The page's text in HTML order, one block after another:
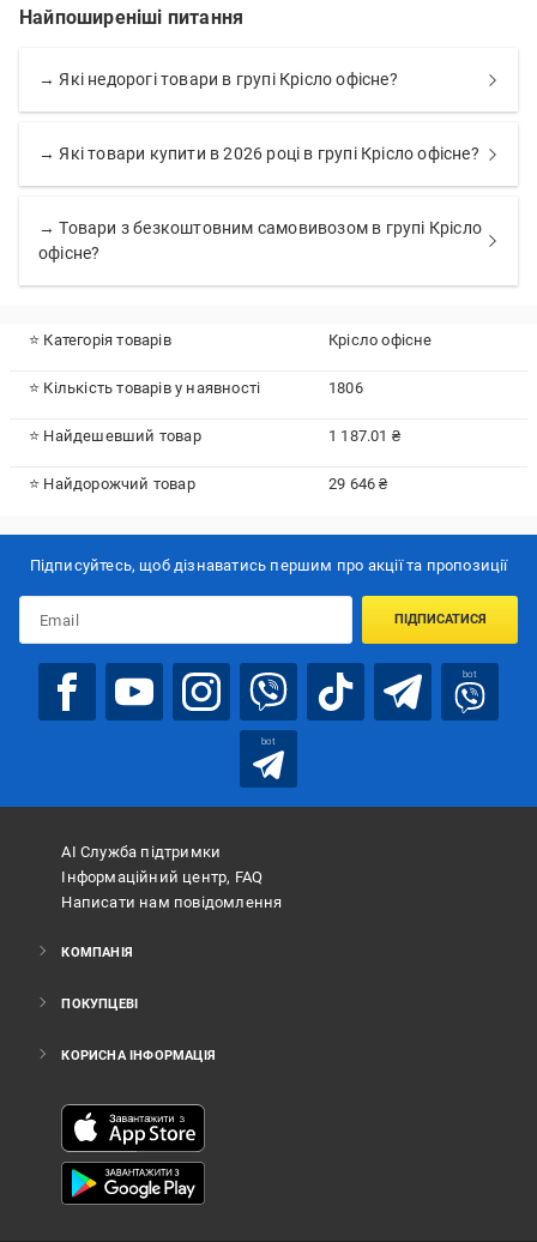
Найпоширеніші питання
→ Які недорогі товари в групі Крісло офісне?
→ Які товари купити в 2026 році в групі Крісло офісне?
→ Товари з безкоштовним самовивозом в групі Крісло
офісне?
⭐ Категорія товарів Крісло офісне
⭐ Кількість товарів у наявності 1806
⭐ Найдешевший товар 1 187.01 ₴
⭐ Найдорожчий товар 29 646 ₴
Підписуйтесь, щоб дізнаватись першим про акції та пропозиції
ПІДПИСАТИСЯ
bot
bot
АІ Служба підтримки
Інформаційний центр, FAQ
Написати нам повідомлення
КОМПАНІЯ
ПОКУПЦЕВІ
КОРИСНА ІНФОРМАЦІЯ